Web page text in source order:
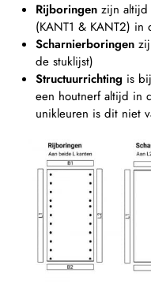
Rijboringen zijn altijd
(KANT1 & KANT2) in
Scharnierboringen
de stuklijst)
Structuurrichting is
een houtnerf altijd in
unikleuren is dit niet